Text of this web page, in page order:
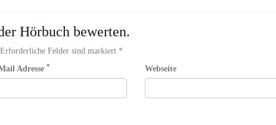
Hörbuch bewerten.
Felder sind markiert *
Adresse * Webseite